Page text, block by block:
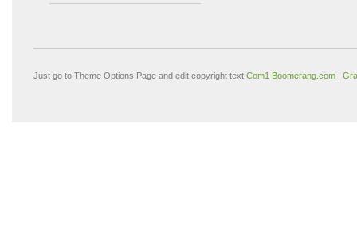
Just go to Theme Options Page and edit copyright text Com1 Boomerang.com |